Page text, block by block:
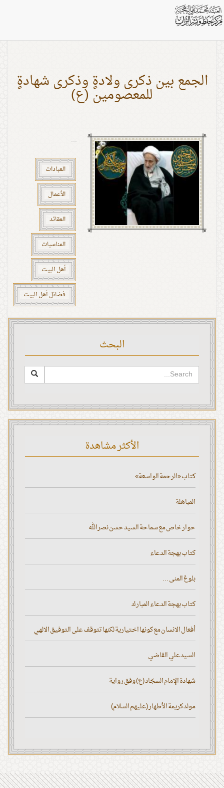
بطاقات: المناسبات
الجمع بين ذكرى ولادةٍ وذكرى شهادةٍ
للمعصومين (ع)
...
العبادات
الأعمال
العقائد
المناسبات
أهل البيت
فضائل أهل البيت
البحث
الأكثر مشاهدة
كتاب «الرحمة الواسعة»
المباهلة
حوار خاص مع سماحة السيد حسن نصر الله
كتاب بهجة الدعاء
بلوغ المنى ...
كتاب بهجة الدعاء المبارك
أفعال الانسان مع كونها اختيارية لكنها تتوقف على التوفيق الالهي
السيد علي القاضي
شهادة الإمام السجّاد (ع) وفق رواية
مولد كريمة الأطهار (عليهم السلام)